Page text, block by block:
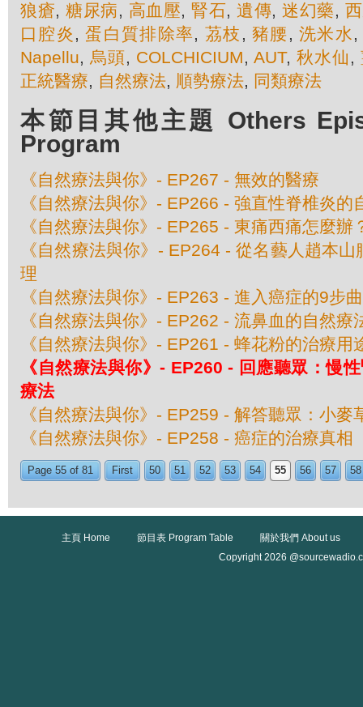
狼瘡, 糖尿病, 高血壓,腎石,遺傳,迷幻藥,
口腔炎 ,蛋白質排除率, 茘枝 , 豬腰, 洗米水
Napellu, 烏頭, COLCHICIUM, AUT, 秋水仙 ,
正統醫療, 自然療法, 順勢療法, 同類療法
本節目其他主題 Others
Program
《自然療法與你》- EP267 - 無效的醫療
《自然療法與你》- EP266 - 強直性脊椎炎的
《自然療法與你》- EP265 - 東痛西痛怎麼辦
《自然療法與你》- EP264 - 從名藝人趙本
理
《自然療法與你》- EP263 - 進入癌症的9步曲
《自然療法與你》- EP262 - 流鼻血的自然療
《自然療法與你》- EP261 - 蜂花粉的治療用
《自然療法與你》- EP260 - 回應聽眾：慢
療法
《自然療法與你》- EP259 - 解答聽眾：小麥
《自然療法與你》- EP258 - 癌症的治療真相
Page 55 of 81 First 50 51 52 53 54 55 56 57 58
主頁 Home 節目表 Program Table
關於我們 About us
Copyright 2026